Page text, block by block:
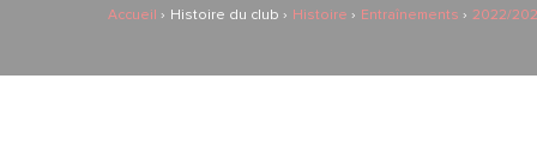
Accueil Histoire du club Histoire Entraînements 2022/